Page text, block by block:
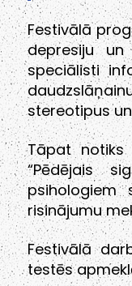
Festivālā
depresiju un
speciālisti
stereotipus
Tāpat notiks
“Pēdējais
psihologiem
risinājumu
Festivālā
testēs